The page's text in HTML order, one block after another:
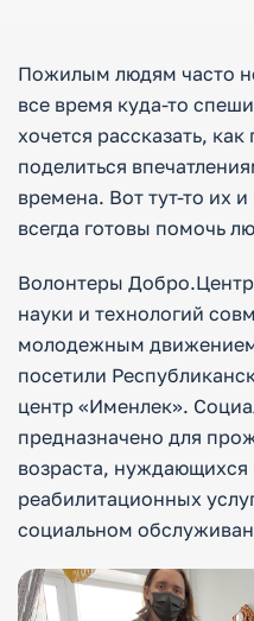
Пожилым людям часто
все время куда-то
хочется рассказать,
поделиться
времена. Вот тут-то их
всегда готовы помочь
Волонтеры
науки и технологий
молодежным
посетили
центр «Именлек».
предназначено для
возраста,
реабилитационных
социальном